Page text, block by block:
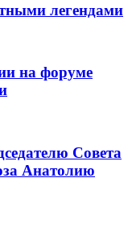
легендами
на форуме
Совета
Анатолию